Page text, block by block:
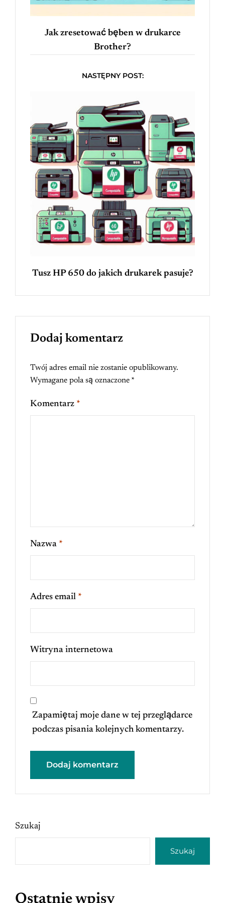
Jak zresetować bęben w drukarce
Brother?
NASTĘPNY POST:
Tusz HP 650 do jakich drukarek pasuje?
Dodaj komentarz
Twój adres email nie zostanie opublikowany.
Wymagane pola są oznaczone *
Komentarz *
Nazwa *
Adres email *
Witryna internetowa
Zapamiętaj moje dane w tej przeglądarce
podczas pisania kolejnych komentarzy.
Szukaj
Szukaj
Ostatnie wpisy